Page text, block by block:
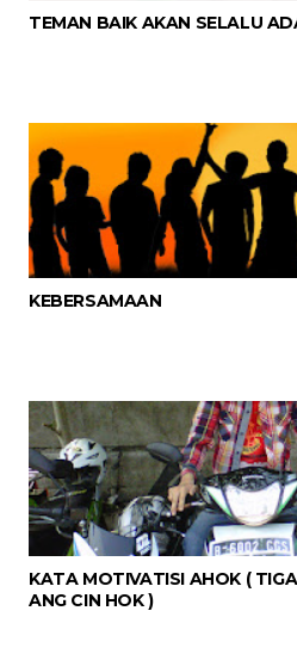
TEMAN BAIK AKAN SELALU
KEBERSAMAAN
KATA MOTIVATISI AHOK (
ANG CIN HOK )